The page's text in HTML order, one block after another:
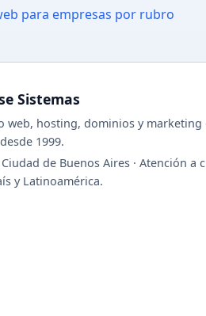
para empresas por rubro
Sistemas
web, hosting, dominios y marketing
1999.
de Buenos Aires · Atención a
y Latinoamérica.